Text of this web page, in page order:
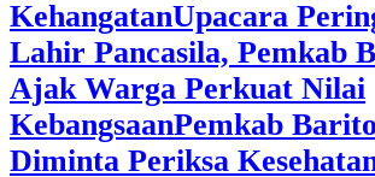
KehangatanUpacara
Lahir Pancasila, Pemkab
Ajak Warga Perkuat Nilai
KebangsaanPemkab
Diminta Periksa